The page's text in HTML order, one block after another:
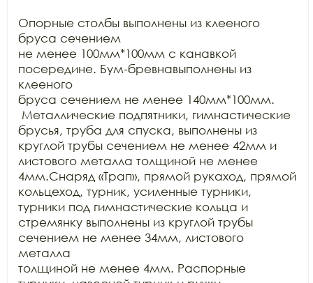
Опорные столбы выполнены из клееного
бруса сечением
не менее 100мм*100мм с канавкой
посередине. Бум-бревнавыполнены из
клееного
бруса сечением не менее 140мм*100мм.
Металлические подпятники, гимнастические
брусья, труба для спуска, выполнены из
круглой трубы сечением не менее 42мм и
листового металла толщиной не менее
4мм.Снаряд «Трап», прямой рукаход, прямой
кольцеход, турник, усиленные турники,
турники под гимнастические кольца и
стремянку выполнены из круглой трубы
сечением не менее 34мм, листового
металла
толщиной не менее 4мм. Распорные